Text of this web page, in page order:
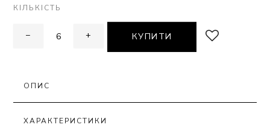
КІЛЬКІСТЬ
− + КУПИТИ
ОПИС
ХАРАКТЕРИСТИКИ